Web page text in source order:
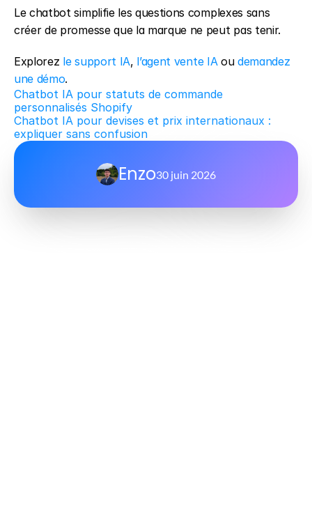
Le chatbot simplifie les questions complexes sans
créer de promesse que la marque ne peut pas tenir.
Explorez le support IA, l’agent vente IA ou demandez
une démo.
Chatbot IA pour statuts de commande
personnalisés Shopify
Chatbot IA pour devises et prix internationaux :
expliquer sans confusion
Enzo30 juin 2026